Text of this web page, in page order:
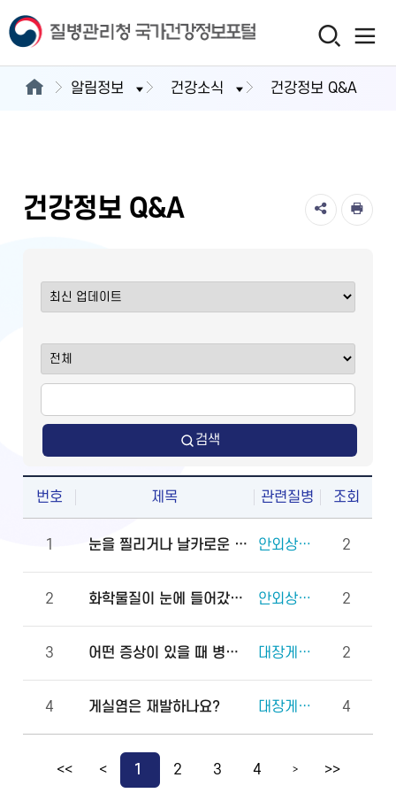
알림정보 건강소식 건강정보 Q&A
건강정보 Q&A
검색
번호 제목 관련질병 조회
1 눈을 찔리거나 날카로운 물체에 다쳤을 때 물로 씻어도 되나요? 안외상(천공 외상) 2
2 화학물질이 눈에 들어갔을 때 안과에 먼저 가야 하나요, 물로 먼저 씻어야 하나요? 안외상(각막화상) 2
3 어떤 증상이 있을 때 병원에 바로 가야 하나요? 대장게실증 2
4 게실염은 재발하나요? 대장게실증 4
<< < 1 2 3 4 > >>